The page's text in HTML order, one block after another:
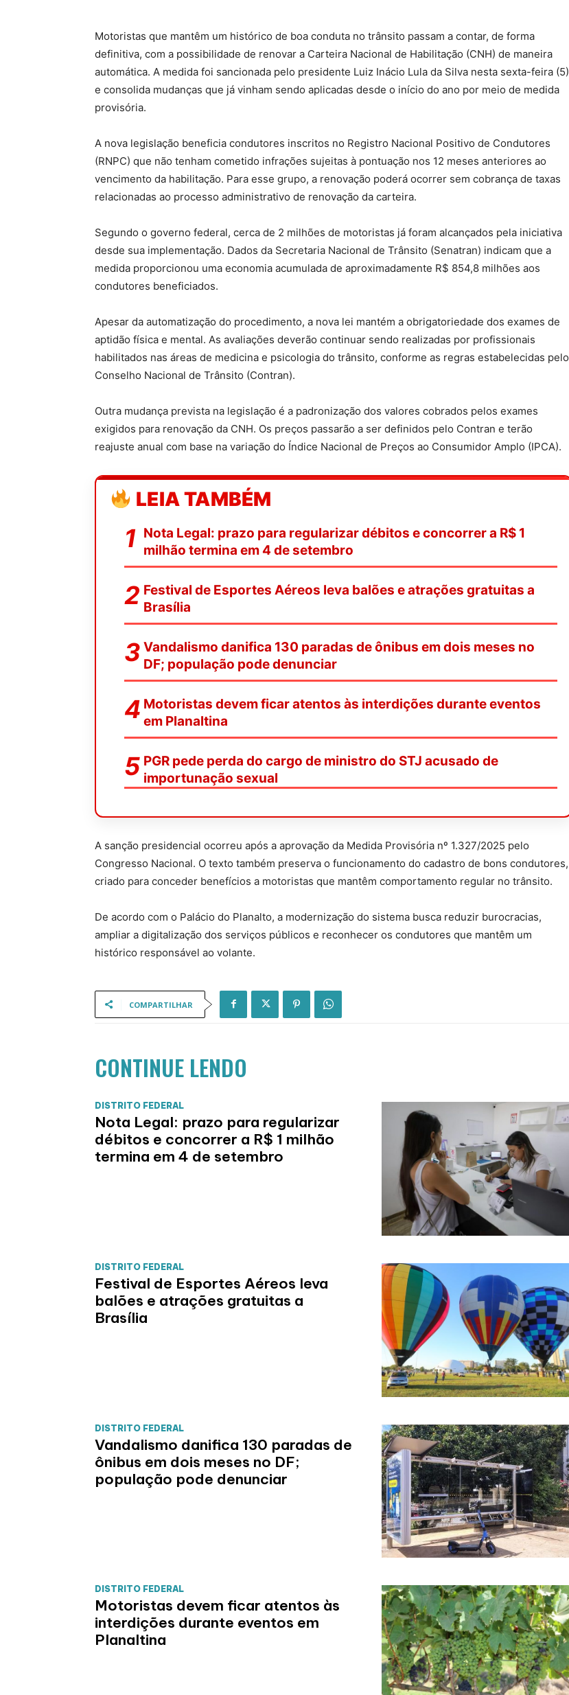
Motoristas que mantêm um histórico de boa conduta no trânsito passam a contar, de forma
definitiva, com a possibilidade de renovar a Carteira Nacional de Habilitação (CNH) de maneira
automática. A medida foi sancionada pelo presidente Luiz Inácio Lula da Silva nesta sexta-feira (5)
e consolida mudanças que já vinham sendo aplicadas desde o início do ano por meio de medida
provisória.
A nova legislação beneficia condutores inscritos no Registro Nacional Positivo de Condutores
(RNPC) que não tenham cometido infrações sujeitas à pontuação nos 12 meses anteriores ao
vencimento da habilitação. Para esse grupo, a renovação poderá ocorrer sem cobrança de taxas
relacionadas ao processo administrativo de renovação da carteira.
Segundo o governo federal, cerca de 2 milhões de motoristas já foram alcançados pela iniciativa
desde sua implementação. Dados da Secretaria Nacional de Trânsito (Senatran) indicam que a
medida proporcionou uma economia acumulada de aproximadamente R$ 854,8 milhões aos
condutores beneficiados.
Apesar da automatização do procedimento, a nova lei mantém a obrigatoriedade dos exames de
aptidão física e mental. As avaliações deverão continuar sendo realizadas por profissionais
habilitados nas áreas de medicina e psicologia do trânsito, conforme as regras estabelecidas pelo
Conselho Nacional de Trânsito (Contran).
Outra mudança prevista na legislação é a padronização dos valores cobrados pelos exames
exigidos para renovação da CNH. Os preços passarão a ser definidos pelo Contran e terão
reajuste anual com base na variação do Índice Nacional de Preços ao Consumidor Amplo (IPCA).
LEIA TAMBÉM
Nota Legal: prazo para regularizar débitos e concorrer a R$ 1
milhão termina em 4 de setembro
Festival de Esportes Aéreos leva balões e atrações gratuitas a
Brasília
Vandalismo danifica 130 paradas de ônibus em dois meses no
DF; população pode denunciar
Motoristas devem ficar atentos às interdições durante eventos
em Planaltina
PGR pede perda do cargo de ministro do STJ acusado de
importunação sexual
A sanção presidencial ocorreu após a aprovação da Medida Provisória nº 1.327/2025 pelo
Congresso Nacional. O texto também preserva o funcionamento do cadastro de bons condutores,
criado para conceder benefícios a motoristas que mantêm comportamento regular no trânsito.
De acordo com o Palácio do Planalto, a modernização do sistema busca reduzir burocracias,
ampliar a digitalização dos serviços públicos e reconhecer os condutores que mantêm um
histórico responsável ao volante.
COMPARTILHAR
CONTINUE LENDO
DISTRITO FEDERAL
Nota Legal: prazo para regularizar
débitos e concorrer a R$ 1 milhão
termina em 4 de setembro
DISTRITO FEDERAL
Festival de Esportes Aéreos leva
balões e atrações gratuitas a
Brasília
DISTRITO FEDERAL
Vandalismo danifica 130 paradas de
ônibus em dois meses no DF;
população pode denunciar
DISTRITO FEDERAL
Motoristas devem ficar atentos às
interdições durante eventos em
Planaltina